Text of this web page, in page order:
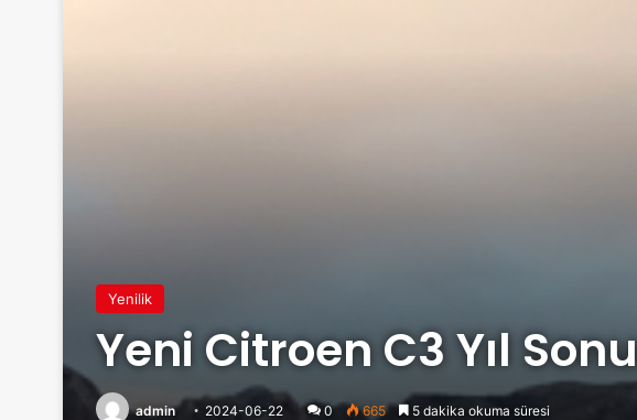
Yenilik
Yeni Citroen C3 Yıl
admin 2024-06-22 0 665 5 dakika okuma süresi